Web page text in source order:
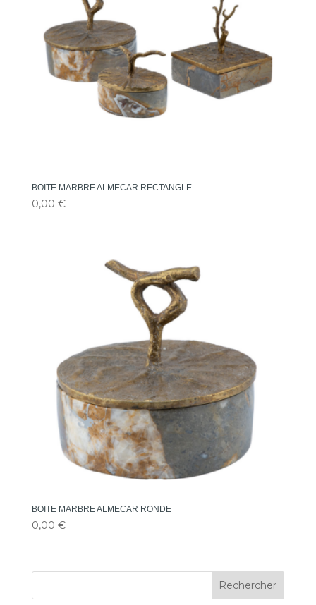
BOITE MARBRE ALMECAR RECTANGLE
0,00 €
BOITE MARBRE ALMECAR RONDE
0,00 €
Rechercher